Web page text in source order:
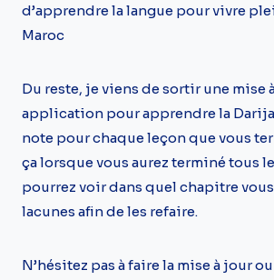
d’apprendre la langue pour vivre
Maroc
Du reste, je viens de sortir une mise
application pour apprendre la
note pour chaque leçon que vous
ça lorsque vous aurez terminé tous
pourrez voir dans quel chapitre vous
lacunes afin de les refaire.
N’hésitez pas à faire la mise à jour